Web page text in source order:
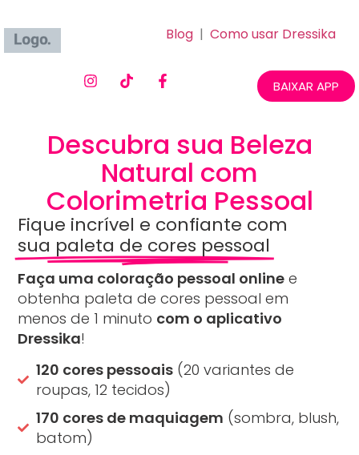
Blog |Como usar Dressika
BAIXAR APP
Descubra sua Beleza
Natural com
Colorimetria Pessoal
Fique incrível e confiante com
sua paleta de cores pessoal
Faça uma coloração pessoal online e
obtenha paleta de cores pessoal em
menos de 1 minuto com o aplicativo
Dressika!
120 cores pessoais(20 variantes de
roupas, 12 tecidos)
170 cores de maquiagem (sombra, blush,
batom)